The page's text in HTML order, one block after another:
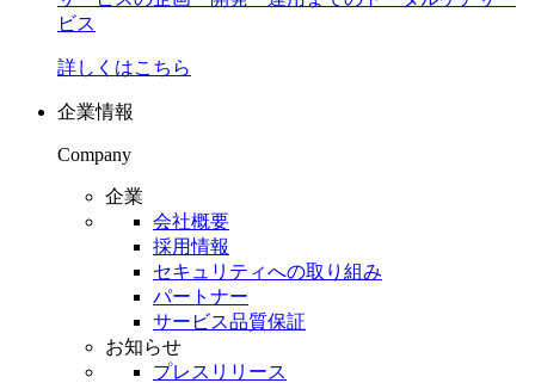
ビス
詳しくはこちら
企業情報
Company
企業
会社概要
採用情報
セキュリティへの取り組み
パートナー
サービス品質保証
お知らせ
プレスリリース